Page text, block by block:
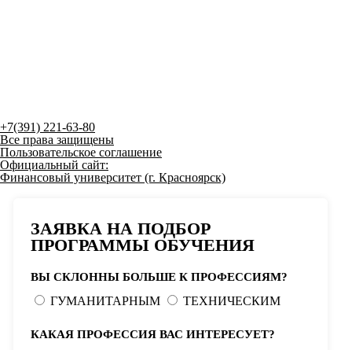
+7(391) 221-63-80
Все права защищены
Пользовательское соглашение
Официальный сайт:
Финансовый университет (г. Красноярск)
ЗАЯВКА НА ПОДБОР
ПРОГРАММЫ ОБУЧЕНИЯ
ВЫ СКЛОННЫ БОЛЬШЕ К ПРОФЕССИЯМ?
ГУМАНИТАРНЫМ ТЕХНИЧЕСКИМ
КАКАЯ ПРОФЕССИЯ ВАС ИНТЕРЕСУЕТ?